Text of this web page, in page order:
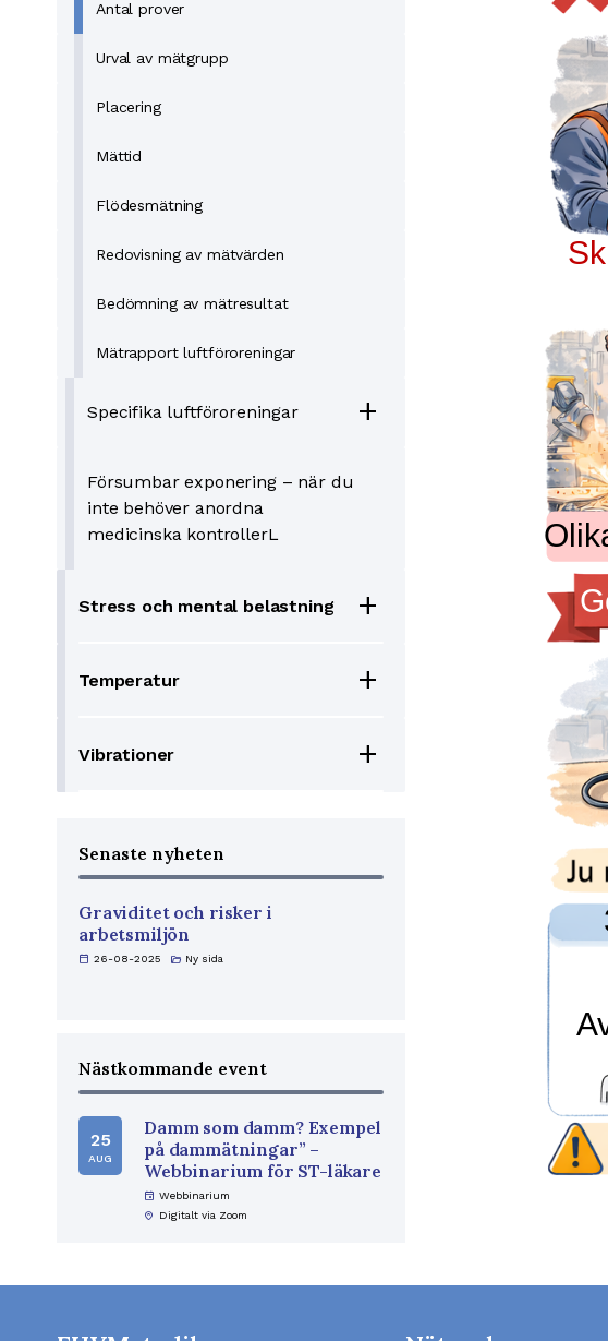
Antal prover
Urval av mätgrupp
Placering
Mättid
Flödesmätning
Redovisning av mätvärden
Bedömning av mätresultat
Mätrapport luftföroreningar
Specifika luftföroreningar add
Försumbar exponering – när du
inte behöver anordna
medicinska kontrollerL
Stress och mental belastning add
Temperatur add
Vibrationer add
Senaste nyheten
Graviditet och risker i
arbetsmiljön
calendar_today 26-08-2025 folder_open Ny sida
Nästkommande event
25
AUG
Damm som damm? Exempel
på dammätningar” –
Webbinarium för ST-läkare
event Webbinarium
home_pin Digitalt via Zoom